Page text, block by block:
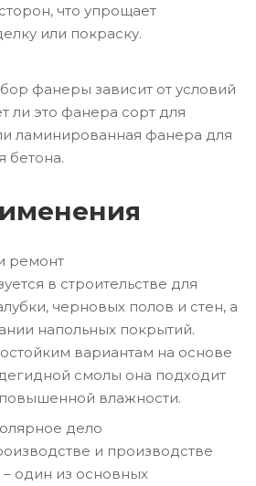
что упрощает
или покраску.
фанеры зависит от условий
ли это фанера сорт для
ламинированная фанера для
бетона.
ремонт
в строительстве для
черновых полов и стен, а
напольных покрытий.
вариантам на основе
смолы она подходит
влажности.
дело
и производстве
один из основных